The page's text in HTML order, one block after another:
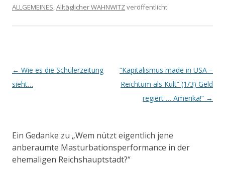
ALLGEMEINES Alltäglicher WAHNWITZveröffentlicht.
Beitrags-
Navigation
← Wie es die Schülerzeitung
sieht…
“Kapitalismus made in USA –
Reichtum als Kult” (1/3) Geld
regiert … Amerika!“ →
Ein Gedanke zu „Wem nützt eigentlich jene
anberaumte Masturbationsperformance in der
ehemaligen Reichshauptstadt?“